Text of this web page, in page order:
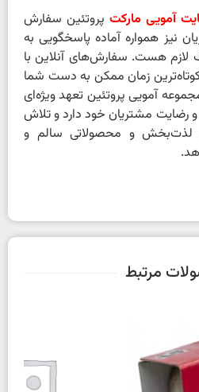
آمویی مارکت پروتئین سفارش
نیز همواره آماده پاسخگویی به
لازم هست. سفارش‌های آنلاین با
زمان ممکن به دست شما
آمویی پروتئین تعهد ویژه‌ای
مشتریان خود دارد و تلاش
لذت‌بخش و محصولاتی سالم و
مرتبط